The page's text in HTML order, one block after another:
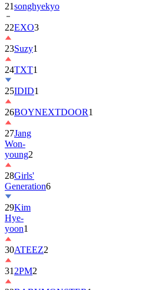
21songhyekyo
22EXO3
23Suzy1
24TXT1
25IDID1
26BOYNEXTDOOR1
27Jang
Won-
young2
28Girls'
Generation6
29Kim
Hye-
yoon1
30ATEEZ2
31 2PM2